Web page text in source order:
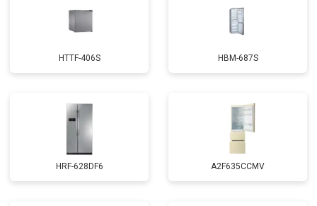
HTTF-406S HBM-687S
HRF-628DF6 A2F635CCMV